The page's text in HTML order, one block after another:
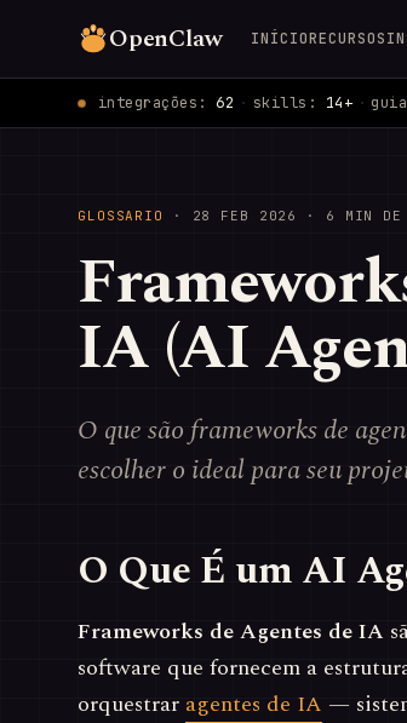
OpenClaw INÍCIORECURSOS
integrações: 62 · skills: 14+ ·
GLOSSARIO · 28 FEB 2026 · 6 MIN DE
IA (AI
O que são frameworks de
escolher o ideal para seu
O Que É um AI
Frameworks de Agentes de IA
software que fornecem a
orquestrar agentes de IA —